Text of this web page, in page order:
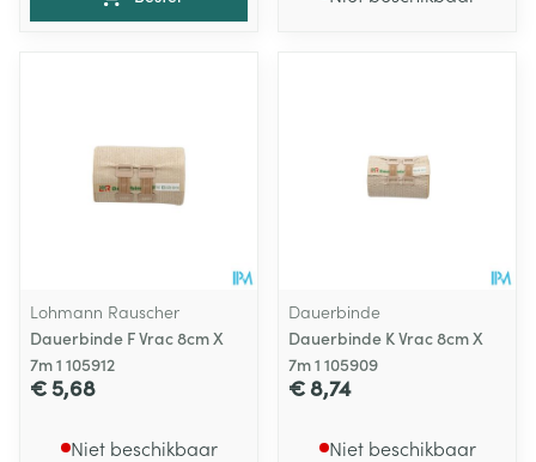
Lohmann Rauscher
Dauerbinde F Vrac 8cm X
7m 1 105912
€ 5,68
Niet beschikbaar
Dauerbinde
Dauerbinde K Vrac 8cm X
7m 1 105909
€ 8,74
Niet beschikbaar